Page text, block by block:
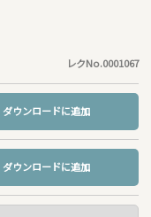
レクNo.0001067
ダウンロードに追加
ダウンロードに追加